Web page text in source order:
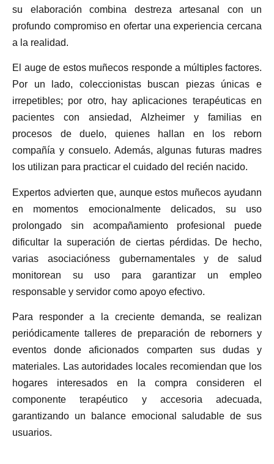
su elaboración combina destreza artesanal con un
profundo compromiso en ofertar una experiencia cercana
a la realidad.
El auge de estos muñecos responde a múltiples factores.
Por un lado, coleccionistas buscan piezas únicas e
irrepetibles; por otro, hay aplicaciones terapéuticas en
pacientes con ansiedad, Alzheimer y familias en
procesos de duelo, quienes hallan en los reborn
compañía y consuelo. Además, algunas futuras madres
los utilizan para practicar el cuidado del recién nacido.
Expertos advierten que, aunque estos muñecos ayudann
en momentos emocionalmente delicados, su uso
prolongado sin acompañamiento profesional puede
dificultar la superación de ciertas pérdidas. De hecho,
varias asociacióness gubernamentales y de salud
monitorean su uso para garantizar un empleo
responsable y servidor como apoyo efectivo.
Para responder a la creciente demanda, se realizan
periódicamente talleres de preparación de reborners y
eventos donde aficionados comparten sus dudas y
materiales. Las autoridades locales recomiendan que los
hogares interesados en la compra consideren el
componente terapéutico y accesoria adecuada,
garantizando un balance emocional saludable de sus
usuarios.